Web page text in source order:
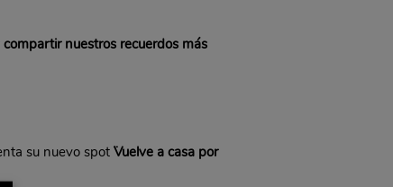
nuestros recuerdos más
su nuevo spot¨Vuelve a casa por